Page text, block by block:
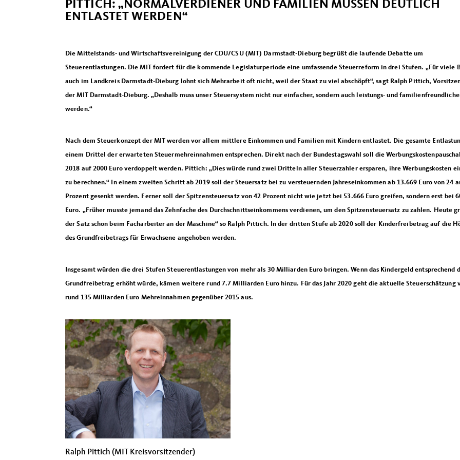
PITTICH: „NORMALVERDIENER UND FAMILIEN MÜSSEN DEUTLICH
ENTLASTET WERDEN“
Die Mittelstands- und Wirtschaftsvereinigung der CDU/CSU (MIT) Darmstadt-Dieburg begrüßt die laufende Debatte um
Steuerentlastungen. Die MIT fordert für die kommende Legislaturperiode eine umfassende Steuerreform in drei Stufen. „Für viele
auch im Landkreis Darmstadt-Dieburg lohnt sich Mehrarbeit oft nicht, weil der Staat zu viel abschöpft“, sagt Ralph Pittich,
der MIT Darmstadt-Dieburg. „Deshalb muss unser Steuersystem nicht nur einfacher, sondern auch leistungs- und
werden.“
Nach dem Steuerkonzept der MIT werden vor allem mittlere Einkommen und Familien mit Kindern entlastet. Die gesamte
einem Drittel der erwarteten Steuermehreinnahmen entsprechen. Direkt nach der Bundestagswahl soll die
2018 auf 2000 Euro verdoppelt werden. Pittich: „Dies würde rund zwei Dritteln aller Steuerzahler ersparen, ihre Werbungskosten
zu berechnen.“ In einem zweiten Schritt ab 2019 soll der Steuersatz bei zu versteuernden Jahreseinkommen ab 13.669 Euro von 24
Prozent gesenkt werden. Ferner soll der Spitzensteuersatz von 42 Prozent nicht wie jetzt bei 53.666 Euro greifen, sondern erst bei
Euro. „Früher musste jemand das Zehnfache des Durchschnittseinkommens verdienen, um den Spitzensteuersatz zu zahlen. Heute
der Satz schon beim Facharbeiter an der Maschine“ so Ralph Pittich. In der dritten Stufe ab 2020 soll der Kinderfreibetrag auf die
des Grundfreibetrags für Erwachsene angehoben werden.
Insgesamt würden die drei Stufen Steuerentlastungen von mehr als 30 Milliarden Euro bringen. Wenn das Kindergeld entsprechend
Grundfreibetrag erhöht würde, kämen weitere rund 7.7 Milliarden Euro hinzu. Für das Jahr 2020 geht die aktuelle Steuerschätzung
rund 135 Milliarden Euro Mehreinnahmen gegenüber 2015 aus.
Ralph Pittich (MIT Kreisvorsitzender)